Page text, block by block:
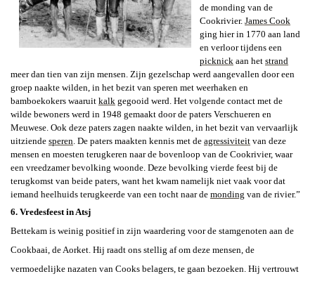
de monding van de
Cookrivier. James Cook
ging hier in 1770 aan land
en verloor tijdens een
picknick aan het strand
meer dan tien van zijn mensen. Zijn gezelschap werd aangevallen door een
groep naakte wilden, in het bezit van speren met weerhaken en
bamboekokers waaruit kalk gegooid werd. Het volgende contact met de
wilde bewoners werd in 1948 gemaakt door de paters Verschueren en
Meuwese. Ook deze paters zagen naakte wilden, in het bezit van vervaarlijk
uitziende speren De paters maakten kennis met de agressiviteit van deze
mensen en moesten terugkeren naar de bovenloop van de Cookrivier, waar
een vreedzamer bevolking woonde. Deze bevolking vierde feest bij de
terugkomst van beide paters, want het kwam namelijk niet vaak voor dat
iemand heelhuids terugkeerde van een tocht naar de monding van de rivier.”
6. Vredesfeest in Atsj
Bettekam is weinig positief in zijn waardering voor de stamgenoten aan de
Cookbaai, de Aorket. Hij raadt ons stellig af om deze mensen, de
vermoedelijke nazaten van Cooks belagers, te gaan bezoeken. Hij vertrouwt